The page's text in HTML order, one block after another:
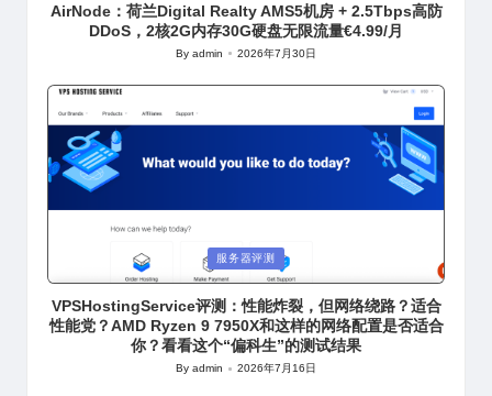
AirNode：荷兰Digital Realty AMS5机房 + 2.5Tbps高防
DDoS，2核2G内存30G硬盘无限流量€4.99/月
Posted
Byadmin 2026年7月30日
in
服务器评测
VPSHostingService评测：性能炸裂，但网络绕路？适合
性能党？AMD Ryzen 9 7950X和这样的网络配置是否适合
你？看看这个“偏科生”的测试结果
Posted
Byadmin 2026年7月16日